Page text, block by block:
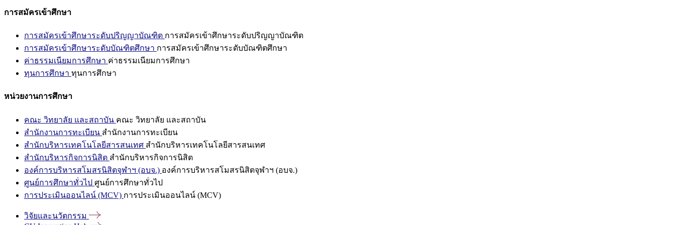
การสมัครเข้าศึกษา
การสมัครเข้าศึกษาระดับปริญญาบัณฑิต การสมัครเข้าศึกษาระดับปริญญาบัณฑิต
การสมัครเข้าศึกษาระดับบัณฑิตศึกษา การสมัครเข้าศึกษาระดับบัณฑิตศึกษา
ค่าธรรมเนียมการศึกษา ค่าธรรมเนียมการศึกษา
ทุนการศึกษา ทุนการศึกษา
หน่วยงานการศึกษา
คณะ วิทยาลัย และสถาบัน คณะ วิทยาลัย และสถาบัน
สำนักงานการทะเบียน สำนักงานการทะเบียน
สำนักบริหารเทคโนโลยีสารสนเทศ สำนักบริหารเทคโนโลยีสารสนเทศ
สำนักบริหารกิจการนิสิต สำนักบริหารกิจการนิสิต
องค์การบริหารสโมสรนิสิตจุฬาฯ (อบจ.) องค์การบริหารสโมสรนิสิตจุฬาฯ (อบจ.)
ศูนย์การศึกษาทั่วไป ศูนย์การศึกษาทั่วไป
การประเมินออนไลน์ (MCV) การประเมินออนไลน์ (MCV)
วิจัยและนวัตกรรม